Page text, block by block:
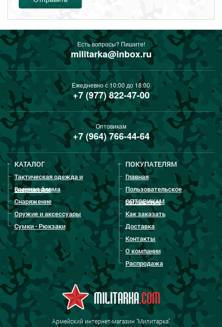
Есть вопросы? Пишите!
militarka@inbox.ru
Ежедневно с 10:00 до 18:00
+7 (977) 822-47-00
Оптовикам
+7 (964) 766-44-64
КАТАЛОГ
Тактическая одежда и
снаряжение
Военная форма
Снаряжение
Оружие и аксессуары
Сумки - Рюкзаки
ПОКУПАТЕЛЯМ
Главная
Пользовательское
соглашение
ОПТОВИКАМ
Как заказать
Доставка
Контакты
О компании
Распродажа
Армейский интернет-магазин "Милитарка"